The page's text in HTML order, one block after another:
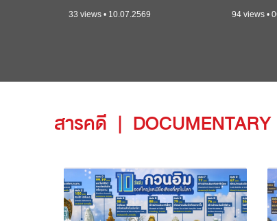
33 views • 10.07.2569 94 views •
สารคดี | DOCUMENTARY